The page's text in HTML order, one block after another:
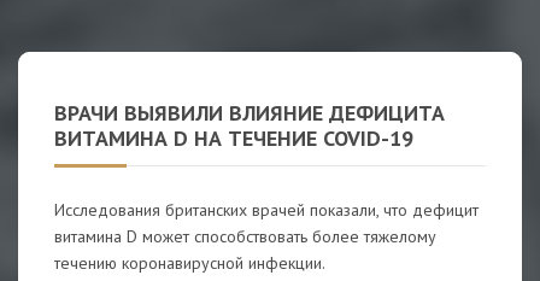
ВРАЧИ ВЫЯВИЛИ ВЛИЯНИЕ ДЕФИЦИТА
ВИТАМИНА D НА ТЕЧЕНИЕ COVID-19
Исследования британских врачей показали, что дефицит
витамина D может способствовать более тяжелому
течению коронавирусной инфекции.